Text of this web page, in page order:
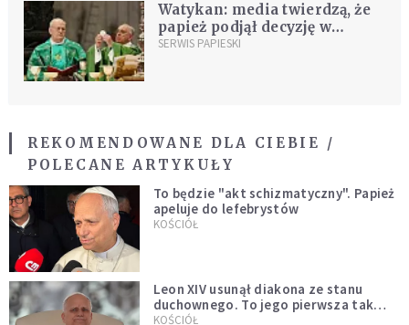
Watykan: media twierdzą, że
papież podjął decyzję w
sprawie Komunii dla
SERWIS PAPIESKI
REKOMENDOWANE DLA CIEBIE /
POLECANE ARTYKUŁY
To będzie "akt schizmatyczny". Papież
apeluje do lefebrystów
KOŚCIÓŁ
Leon XIV usunął diakona ze stanu
duchownego. To jego pierwsza tak
bezprecedensowa decyzja
KOŚCIÓŁ